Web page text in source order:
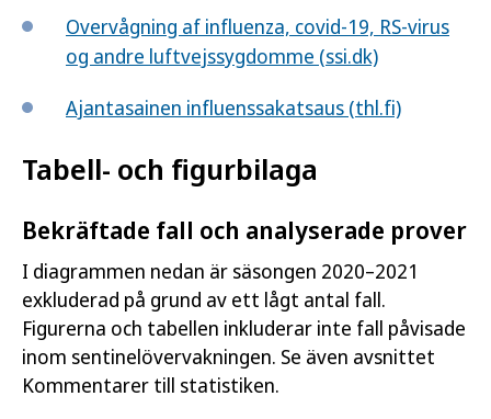
Overvågning af influenza, covid-19, RS-virus
og andre luftvejssygdomme (ssi.dk)
Ajantasainen influenssakatsaus (thl.fi)
Tabell- och figurbilaga
Bekräftade fall och analyserade prover
I diagrammen nedan är säsongen 2020–2021
exkluderad på grund av ett lågt antal fall.
Figurerna och tabellen inkluderar inte fall påvisade
inom sentinelövervakningen. Se även avsnittet
Kommentarer till statistiken.